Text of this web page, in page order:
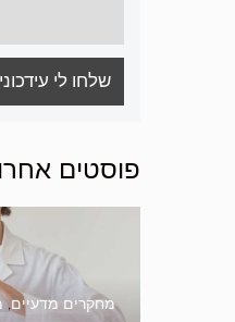
פוסטים
מחקרים מדעיים,